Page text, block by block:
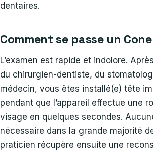
dentaires.
Comment se passe un
L’examen est rapide et indolore.
du chirurgien-dentiste, du
médecin, vous êtes installé(e) tête
pendant que l’appareil effectue une
visage en quelques secondes.
nécessaire dans la grande majorité
praticien récupère ensuite une